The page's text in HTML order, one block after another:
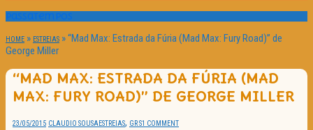
Passatempos
HOME » ESTREIAS »“Mad Max: Estrada da Fúria (Mad Max: Fury Road)” de
George Miller
“MAD MAX: ESTRADA DA FÚRIA (MAD
MAX: FURY ROAD)” DE GEORGE MILLER
23/05/2015 CLAUDIO SOUSAESTREIAS, GR S1 COMMENT